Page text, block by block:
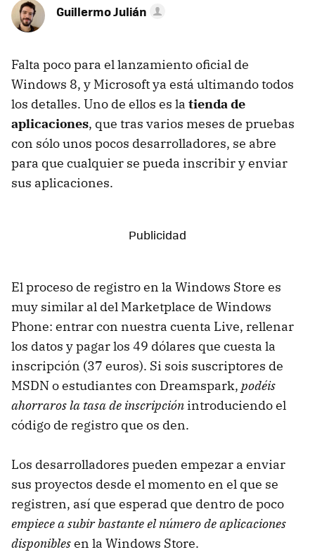
Guillermo Julián
Falta poco para el lanzamiento oficial de
Windows 8, y Microsoft ya está ultimando todos
los detalles. Uno de ellos es la tienda de
aplicaciones, que tras varios meses de pruebas
con sólo unos pocos desarrolladores, se abre
para que cualquier se pueda inscribir y enviar
sus aplicaciones.
El proceso de registro en la Windows Store es
muy similar al del Marketplace de Windows
Phone: entrar con nuestra cuenta Live, rellenar
los datos y pagar los 49 dólares que cuesta la
inscripción (37 euros). Si sois suscriptores de
MSDN o estudiantes con Dreamspark, podéis
ahorraros la tasa de inscripción introduciendo el
código de registro que os den.
Los desarrolladores pueden empezar a enviar
sus proyectos desde el momento en el que se
registren, así que esperad que dentro de poco
empiece a subir bastante el número de aplicaciones
disponiblesen la Windows Store.